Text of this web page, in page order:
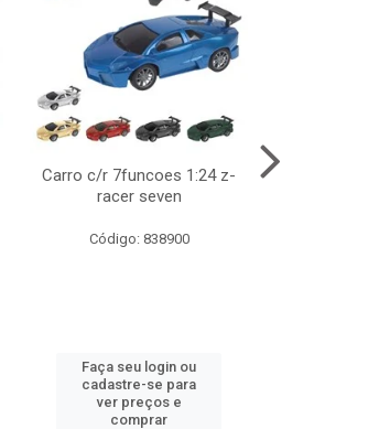
Carro c/r 7funcoes 1:24 z-
racer seven
Código: 838900
Faça seu login ou
cadastre-se para
ver preços e
comprar